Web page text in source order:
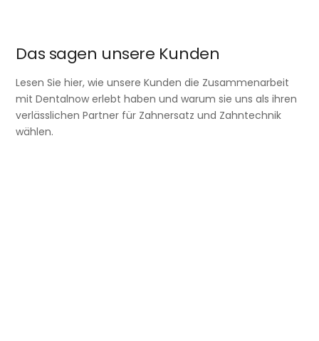
Das sagen unsere Kunden
Lesen Sie hier, wie unsere Kunden die Zusammenarbeit
mit Dentalnow erlebt haben und warum sie uns als ihren
verlässlichen Partner für Zahnersatz und Zahntechnik
wählen.